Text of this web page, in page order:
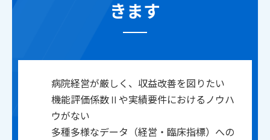
きます
病院経営が厳しく、収益改善を図りたい
機能評価係数Ⅱや実績要件におけるノウハ
ウがない
多種多様なデータ（経営・臨床指標）への